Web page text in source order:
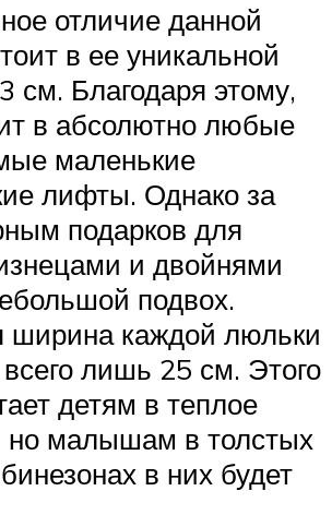
отличие данной
в ее уникальной
см. Благодаря этому,
в абсолютно любые
маленькие
лифты. Однако за
подарков для
и двойнями
подвох.
ширина каждой люльки
всего лишь 25 см. Этого
детям в теплое
но малышам в толстых
в них будет